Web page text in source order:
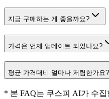
지금 구매하는 게 좋을까요?
가격은 언제 업데이트 되었나요?
평균 가격대비 얼마나 저렴한가요?
* 본 FAQ는 쿠스피 AI가 수